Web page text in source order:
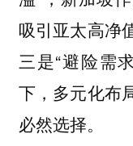
吸引亚太高净
三是“避险需
下，多元化布
必然选择。